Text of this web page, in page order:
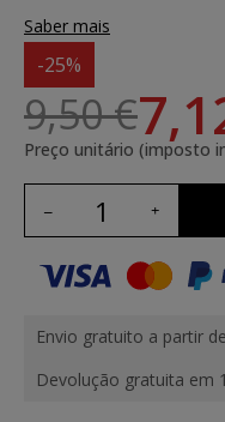
Saber mais
-25%
9,50 €
Preço unitário (imposto
Envio gratuito a partir
Devolução gratuita em